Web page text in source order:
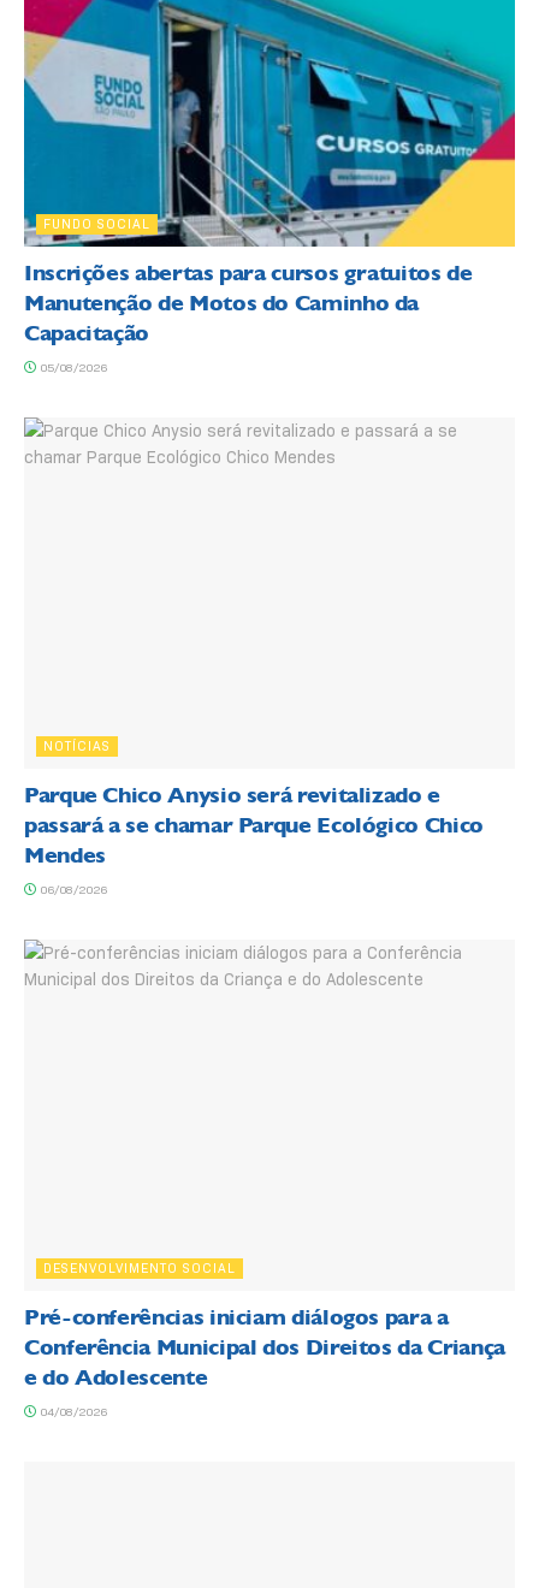
FUNDO SOCIAL
Inscrições abertas para cursos gratuitos de
Manutenção de Motos do Caminho da
Capacitação
05/08/2026
NOTÍCIAS
Parque Chico Anysio será revitalizado e
passará a se chamar Parque Ecológico Chico
Mendes
06/08/2026
DESENVOLVIMENTO SOCIAL
Pré-conferências iniciam diálogos para a
Conferência Municipal dos Direitos da Criança
e do Adolescente
04/08/2026